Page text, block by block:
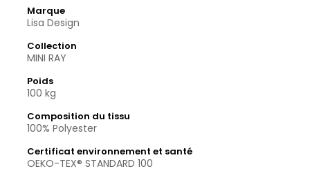
Marque
Lisa Design
Collection
MINI RAY
Poids
100 kg
Composition du tissu
100% Polyester
Certificat environnement et santé
OEKO-TEX® STANDARD 100